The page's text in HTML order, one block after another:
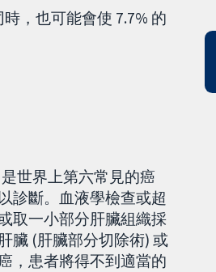
，也可能會使 7.7% 的
世界上第六常見的癌
診斷。血液學檢查或超
取一小部分肝臟組織採
臟 (肝臟部分切除術) 或
，患者將得不到適當的